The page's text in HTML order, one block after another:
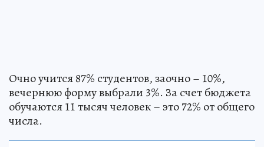
Очно учится 87% студентов, заочно – 10%,
вечернюю форму выбрали 3%. За счет бюджета
обучаются 11 тысяч человек – это 72% от общего
числа.